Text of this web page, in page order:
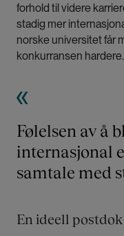
forhold til videre
stadig mer
norske universitet får
konkurransen hardere.
Følelsen av å
internasjonal
samtale med
En ideell